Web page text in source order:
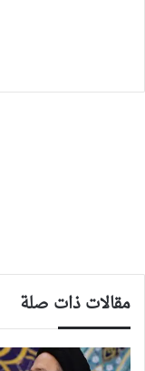
مقالات ذات صلة